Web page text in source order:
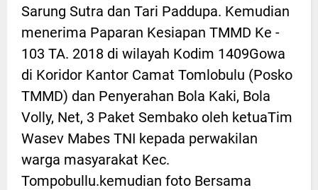
Sarung Sutra dan Tari Paddupa. Kemudian
menerima Paparan Kesiapan TMMD Ke -
103 TA. 2018 di wilayah Kodim 1409Gowa
di Koridor Kantor Camat Tomlobulu (Posko
TMMD) dan Penyerahan Bola Kaki, Bola
Volly, Net, 3 Paket Sembako oleh ketuaTim
Wasev Mabes TNI kepada perwakilan
warga masyarakat Kec.
Tompobullu.kemudian foto Bersama